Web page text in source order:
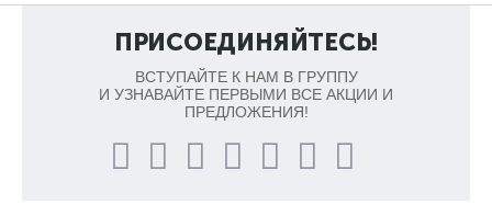
ПРИСОЕДИНЯЙТЕСЬ!
ВСТУПАЙТЕ К НАМ В ГРУППУ
И УЗНАВАЙТЕ ПЕРВЫМИ ВСЕ АКЦИИ И
ПРЕДЛОЖЕНИЯ!